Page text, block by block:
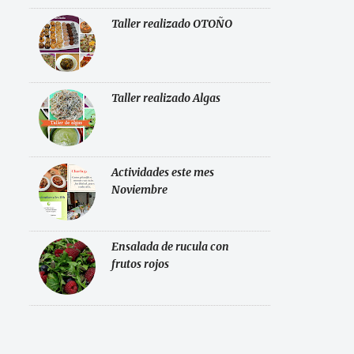
Taller realizado OTOÑO
Taller realizado Algas
Actividades este mes
Noviembre
Ensalada de rucula con
frutos rojos